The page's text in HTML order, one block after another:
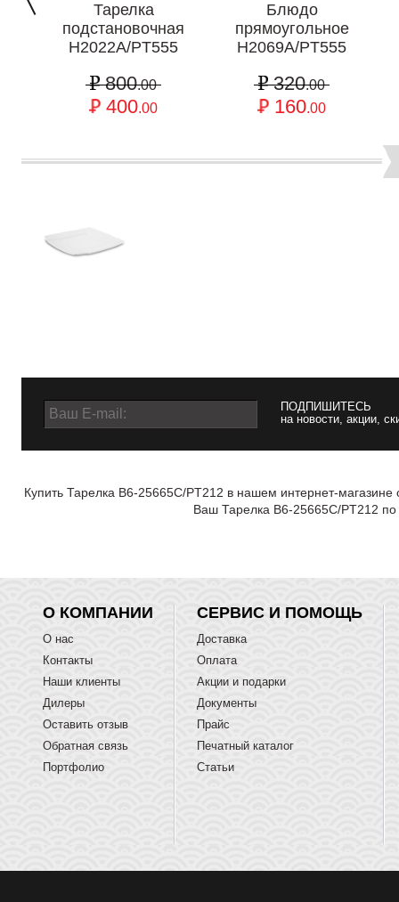
Тарелка
подстановочная
H2022A/PT555
800.00
400.00
Блюдо
прямоугольное
H2069A/PT555
320.00
160.00
ПОДПИШИТЕСЬ
на новости, акции,
Купить Тарелка B6-25665C/PT212 в нашем интернет-
Ваш Тарелка B6-25665C/PT212
О КОМПАНИИ
О нас
Контакты
Наши клиенты
Дилеры
Оставить отзыв
Обратная связь
Портфолио
СЕРВИС И ПОМОЩЬ
Доставка
Оплата
Акции и подарки
Документы
Прайс
Печатный каталог
Статьи